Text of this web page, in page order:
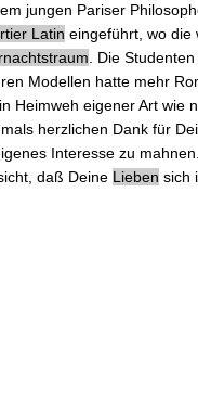
jungen Pariser
Latin eingeführt, wo die
. Die
Modellen hatte mehr
Heimweh eigener Art wie
herzlichen Dank für
Interesse zu
daß Deine Lieben sich